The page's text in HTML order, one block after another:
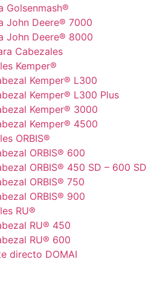
Golsenmash®
John Deere® 7000
John Deere® 8000
Cabezales
Kemper®
Kemper® L300
Kemper® L300 Plus
Kemper® 3000
Kemper® 4500
ORBIS®
ORBIS® 600
ORBIS® 450 SD – 600 SD
ORBIS® 750
ORBIS® 900
RU®
RU® 450
RU® 600
directo DOMAI